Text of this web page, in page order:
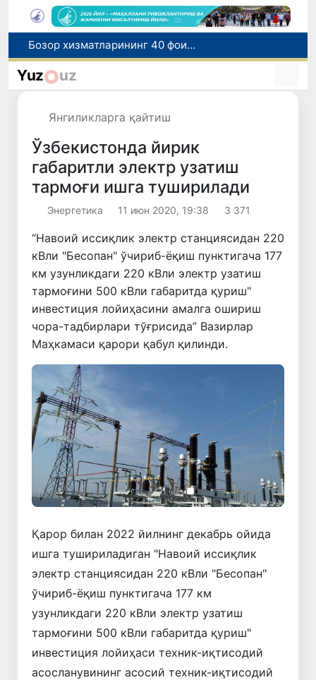
“Мен таниган Ўзбекистон!”
Адолат, холислик, ростлик ва ҳалоллик муҳитини яратишга қаратилган янги қонун тафсилоти
Yuz uz
Янгиликларга қайтиш
Ўзбекистонда йирик
габаритли электр узатиш
тармоғи ишга туширилади
Энергетика 11 июн 2020, 19:38 3 371
“Навоий иссиқлик электр станциясидан 220
кВли "Бесопан" ўчириб-ёқиш пунктигача 177
км узунликдаги 220 кВли электр узатиш
тармоғини 500 кВли габаритда қуриш"
инвестиция лойиҳасини амалга ошириш
чора-тадбирлари тўғрисида” Вазирлар
Маҳкамаси қарори қабул қилинди.
Қарор билан 2022 йилнинг декабрь ойида
ишга тушириладиган "Навоий иссиқлик
электр станциясидан 220 кВли "Бесопан"
ўчириб-ёқиш пунктигача 177 км
узунликдаги 220 кВли электр узатиш
тармоғини 500 кВли габаритда қуриш"
инвестиция лойиҳаси техник-иқтисодий
асосланувининг асосий техник-иқтисодий